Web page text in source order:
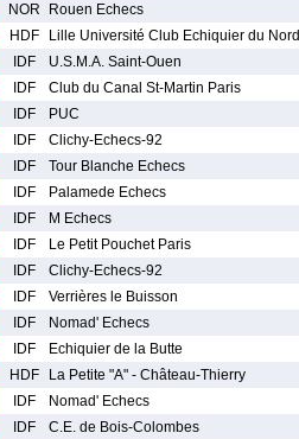
NOR Rouen Echecs
HDF Lille Université Club Echiquier du Nord
IDF U.S.M.A. Saint-Ouen
IDF Club du Canal St-Martin Paris
IDF PUC
IDF Clichy-Echecs-92
IDF Tour Blanche Echecs
IDF Palamede Echecs
IDF M Echecs
IDF Le Petit Pouchet Paris
IDF Clichy-Echecs-92
IDF Verrières le Buisson
IDF Nomad' Echecs
IDF Echiquier de la Butte
HDF La Petite "A" - Château-Thierry
IDF Nomad' Echecs
IDF C.E. de Bois-Colombes